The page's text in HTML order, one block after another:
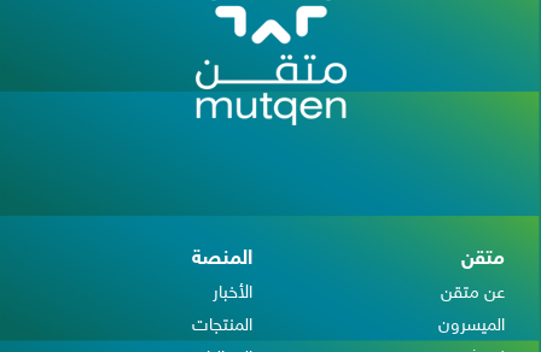
متقن
عن متقن
الميسرون
المنصة
الأخبار
المنتجات